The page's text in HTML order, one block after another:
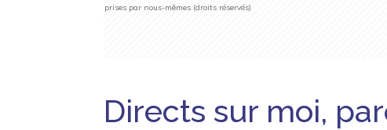
prises par nous-mêmes (droits réservés)
Directs sur moi,